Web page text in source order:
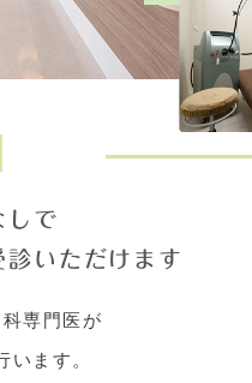
しで
いただけます
専門医が
ます。